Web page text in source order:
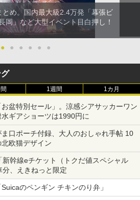
め。国内最大級2.4万発「幕張ビ
岡」など大型イベント目白押し！
● ● ● ● ● ●
1週間 1カ月
盆特別セール」。涼感シアサッカーワン
ギアショーツは1990円に
ま口ポーチ付録、大人のおしゃれ手帖 10
欧猫デザイン
幹線eチケット（トクだ値スペシャル
、えきねっと限定
のペンギン チキンのり弁」